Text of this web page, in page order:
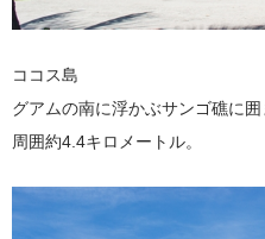
ココス島
グアムの南に浮かぶサンゴ礁に囲
周囲約4.4キロメートル。